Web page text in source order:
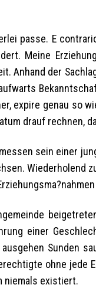
passe. E
Meine
Anhand der
expire genau so
drauf rechnen,
sein einer
Wiederholend
einer
Sunden
ohne
niemals existiert.